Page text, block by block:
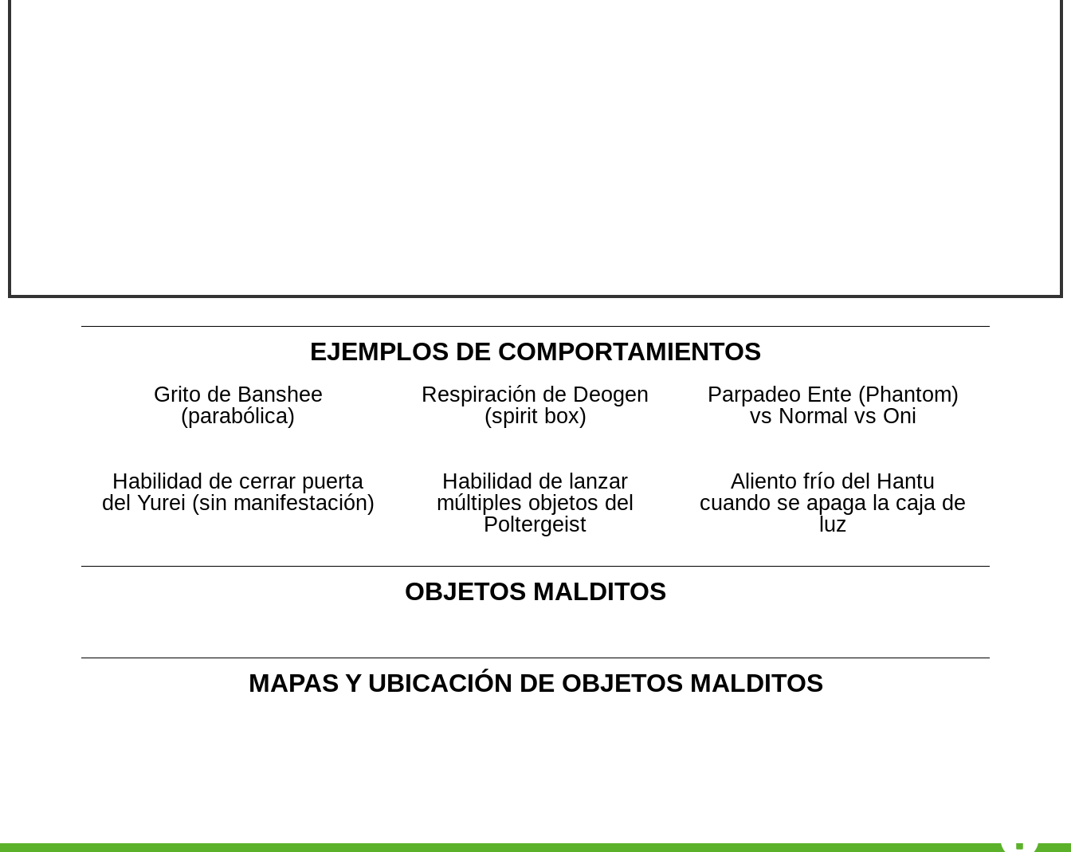
EJEMPLOS DE COMPORTAMIENTOS
Grito de Banshee
(parabólica)
Respiración de Deogen
(spirit box)
Parpadeo Ente (Phantom)
vs Normal vs Oni
Habilidad de cerrar puerta
del Yurei (sin manifestación)
Habilidad de lanzar
múltiples objetos del
Poltergeist
Aliento frío del Hantu
cuando se apaga la caja de
luz
OBJETOS MALDITOS
MANO DE MONO DESEOS
MAPAS Y UBICACIÓN DE OBJETOS MALDITOS